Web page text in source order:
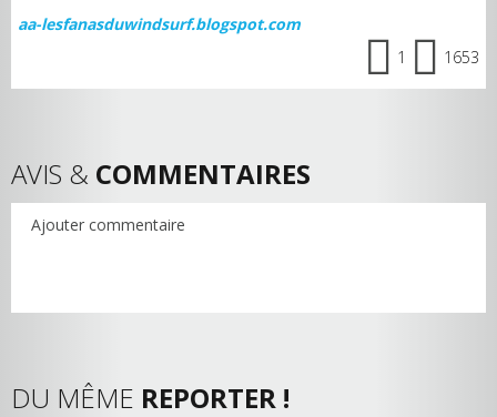
aa-lesfanasduwindsurf.blogspot.com
1
1653
AVIS & COMMENTAIRES
Ajouter commentaire
DU MÊME REPORTER !